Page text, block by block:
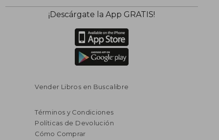
¡Descárgate la App GRATIS!
Vender Libros en Buscalibre
Términos y Condiciones
Políticas de Devolución
Cómo Comprar